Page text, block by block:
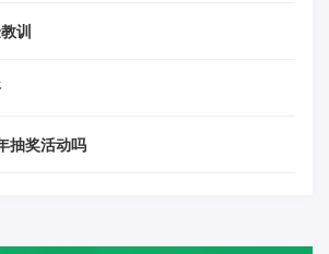
训
抽奖活动吗